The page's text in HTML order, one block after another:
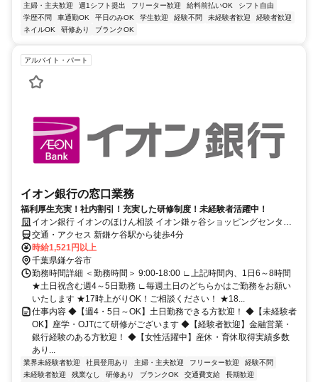
主婦・主夫歓迎
週1シフト提出 フリーター歓迎 給料前払いOK
シフト自由
学歴不問
車通勤OK 平日のみOK 学生歓迎 経験不問 未経験者歓迎
経験者歓迎
ネイルOK
研修あり ブランクOK
アルバイト・パート
イオン銀行の窓口業務
福利厚生充実！社内割引！充実した研修制度！未経験者活躍中！
イオン銀行 イオンのほけん相談 イオン鎌ヶ谷ショッピングセンター
店
交通・アクセス 新鎌ケ谷駅から徒歩4分
時給1,521円以上
千葉県鎌ケ谷市
勤務時間詳細 ＜勤務時間＞ 9:00-18:00 ∟上記時間内、1日6～8時間
★土日祝含む週4～5日勤務 ∟毎週土日のどちらかはご勤務をお願い
いたします ★17時上がりOK！ご相談ください！ ★18...
仕事内容 ◆【週4・5日～OK】土日勤務できる方歓迎！ ◆【未経験者
OK】座学・OJTにて研修がございます ◆【経験者歓迎】金融営業・
銀行経験のある方歓迎！ ◆【女性活躍中】産休・育休取得実績多数
あり...
業界未経験者歓迎 社員登用あり 主婦・主夫歓迎 フリーター歓迎
経験不問
未経験者歓迎
残業なし 研修あり ブランクOK 交通費支給
長期歓迎